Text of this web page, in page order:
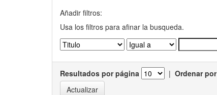
Añadir filtros:
Usa los filtros para afinar la busqueda.
Resultados por página | Ordenar por